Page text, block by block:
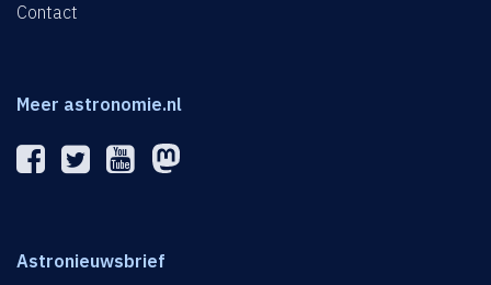
Contact
Meer astronomie.nl
Astronieuwsbrief